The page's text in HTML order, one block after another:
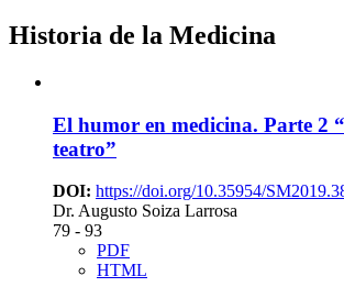
Historia de la Medicina
El humor en medicina. Parte 2
teatro”
DOI: https://doi.org/10.35954/
Dr. Augusto Soiza Larrosa
79 - 93
PDF
HTML